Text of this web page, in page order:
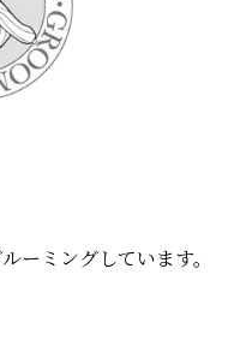
ーミングしています。